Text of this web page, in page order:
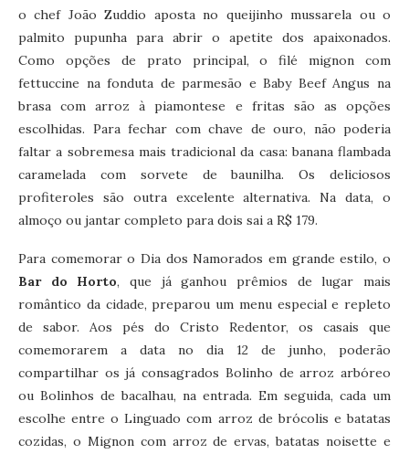
o chef João Zuddio aposta no queijinho mussarela ou o
palmito pupunha para abrir o apetite dos apaixonados.
Como opções de prato principal, o filé mignon com
fettuccine na fonduta de parmesão e Baby Beef Angus na
brasa com arroz à piamontese e fritas são as opções
escolhidas. Para fechar com chave de ouro, não poderia
faltar a sobremesa mais tradicional da casa: banana flambada
caramelada com sorvete de baunilha. Os deliciosos
profiteroles são outra excelente alternativa. Na data, o
almoço ou jantar completo para dois sai a R$ 179.
Para comemorar o Dia dos Namorados em grande estilo, o
Bar do Horto, que já ganhou prêmios de lugar mais
romântico da cidade, preparou um menu especial e repleto
de sabor. Aos pés do Cristo Redentor, os casais que
comemorarem a data no dia 12 de junho, poderão
compartilhar os já consagrados Bolinho de arroz arbóreo
ou Bolinhos de bacalhau, na entrada. Em seguida, cada um
escolhe entre o Linguado com arroz de brócolis e batatas
cozidas, o Mignon com arroz de ervas, batatas noisette e